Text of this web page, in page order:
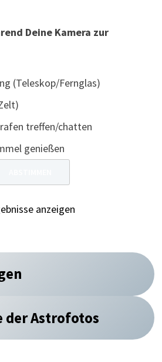
Deine Kamera zur
(Teleskop/Fernglas)
treffen/chatten
genießen
anzeigen
der Astrofotos